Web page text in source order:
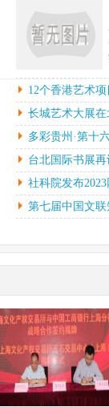
12
本
陈
中
长
中
莹
[
中
台
中
32
[
12个香港艺术
长城艺术大展
多彩贵州·第十
台北国际书展
社科院发布
第七届中国文